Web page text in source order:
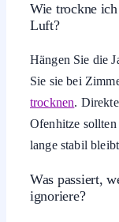
Wie trockne
Luft?
Hängen Sie die
Sie sie bei
trocknen.
Ofenhitze
lange stabil
Was passiert,
ignoriere?